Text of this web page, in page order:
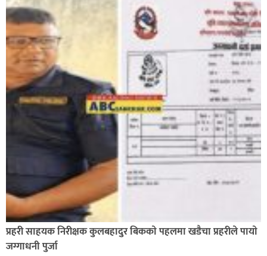
भिक्षा मागेर कारमा घुम्ने बाबाहरूलाई दाङ प्रहरीले पक्राउ,भारत
फर्कने सर्तमा रिहा,
रौतहटमा १२ हजार लिटर पेट्रोल बोकेको ट्यांकर दुर्घटनापछि
आगलागी सडक अबरुद्ध,
प्रहरी साहयक निरीक्षक कुलबहादुर बिककाे पहलमा खडैचा प्रहरीले पायाे
जग्गाधनी पुर्जा